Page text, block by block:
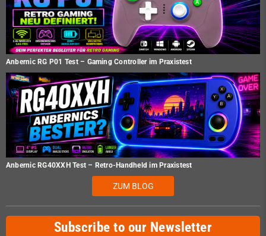
Anbernic RG P01 Test – Gaming Controller im Praxistest
Anbernic RG40XXH Test – Retro-Handheld im Praxistest
ZUM BLOG
Subscribe to our Newsletter